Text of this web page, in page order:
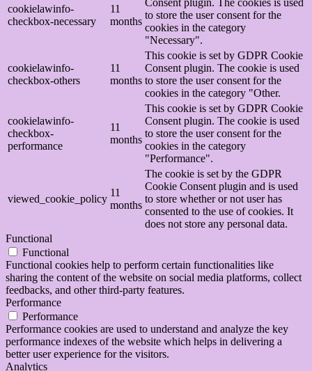
cookielawinfo-
checkbox-necessary
11
months
Consent plugin. The cookies is used
to store the user consent for the
cookies in the category
"Necessary".
cookielawinfo-
checkbox-others
11
months
This cookie is set by GDPR Cookie
Consent plugin. The cookie is used
to store the user consent for the
cookies in the category "Other.
cookielawinfo-
checkbox-
performance
11
months
This cookie is set by GDPR Cookie
Consent plugin. The cookie is used
to store the user consent for the
cookies in the category
"Performance".
viewed_cookie_policy
11
months
The cookie is set by the GDPR
Cookie Consent plugin and is used
to store whether or not user has
consented to the use of cookies. It
does not store any personal data.
Functional
Functional
Functional cookies help to perform certain functionalities like
sharing the content of the website on social media platforms, collect
feedbacks, and other third-party features.
Performance
Performance
Performance cookies are used to understand and analyze the key
performance indexes of the website which helps in delivering a
better user experience for the visitors.
Analytics